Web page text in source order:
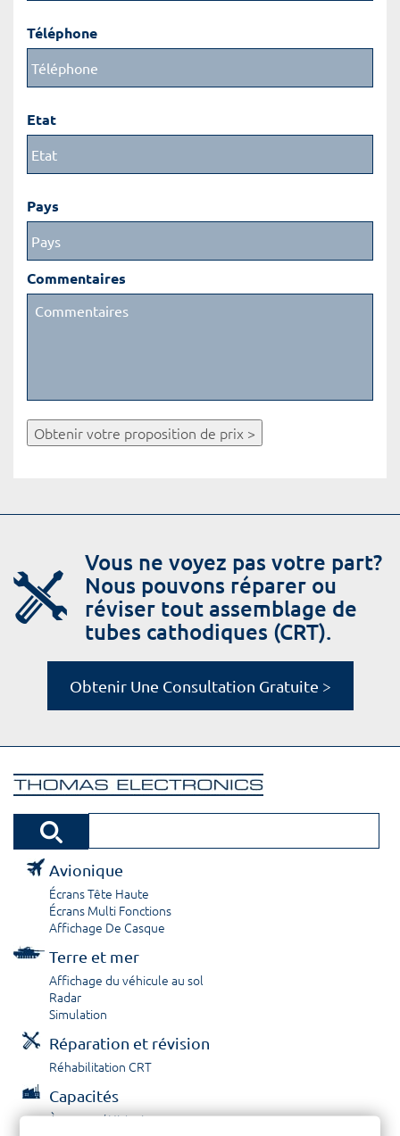
Téléphone
Etat
Pays
Commentaires
Obtenir votre proposition de prix >
Vous ne voyez pas votre part?
Nous pouvons réparer ou
réviser tout assemblage de
tubes cathodiques (CRT).
Obtenir Une Consultation Gratuite >
Avionique
Écrans Tête Haute
Écrans Multi Fonctions
Affichage De Casque
Terre et mer
Affichage du véhicule au sol
Radar
Simulation
Réparation et révision
Réhabilitation CRT
Capacités
À propos / Historique